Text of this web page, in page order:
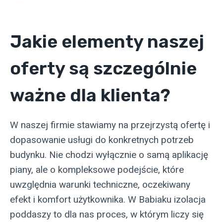
Jakie elementy naszej
oferty są szczególnie
ważne dla klienta?
W naszej firmie stawiamy na przejrzystą ofertę i
dopasowanie usługi do konkretnych potrzeb
budynku. Nie chodzi wyłącznie o samą aplikację
piany, ale o kompleksowe podejście, które
uwzględnia warunki techniczne, oczekiwany
efekt i komfort użytkownika. W Babiaku izolacja
poddaszy to dla nas proces, w którym liczy się